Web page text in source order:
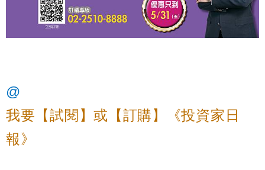
@
我要【試閱】或【訂購】《投資家日
報》